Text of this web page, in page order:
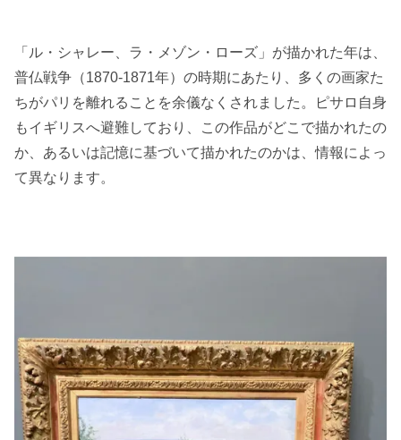
「ル・シャレー、ラ・メゾン・ローズ」が描かれた年は、
普仏戦争（1870-1871年）の時期にあたり、多くの画家た
ちがパリを離れることを余儀なくされました。ピサロ自身
もイギリスへ避難しており、この作品がどこで描かれたの
か、あるいは記憶に基づいて描かれたのかは、情報によっ
て異なります。